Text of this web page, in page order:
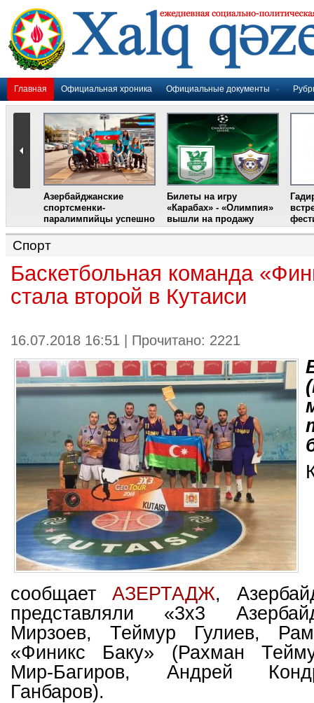
Главная Официальная хроника Официальные документы
Азербайджанские
спортсменки-
паралимпийцы успешно
выступили на III
Международном
фестивале парашютного
Билеты на игру
«Карабах» - «Олимпия»
вышли на продажу
Спорт
Баскетбольная команда
стала второй в Кутаиси
16.07.2018 16:51 | Прочитано: 2221
сообщает АЗЕРТАДЖ,
представляли «3x3
Мирзоев, Теймур Гулиев,
«Финикс Баку» (Рахман
Мир-Багиров, Андрей
Ганбаров).